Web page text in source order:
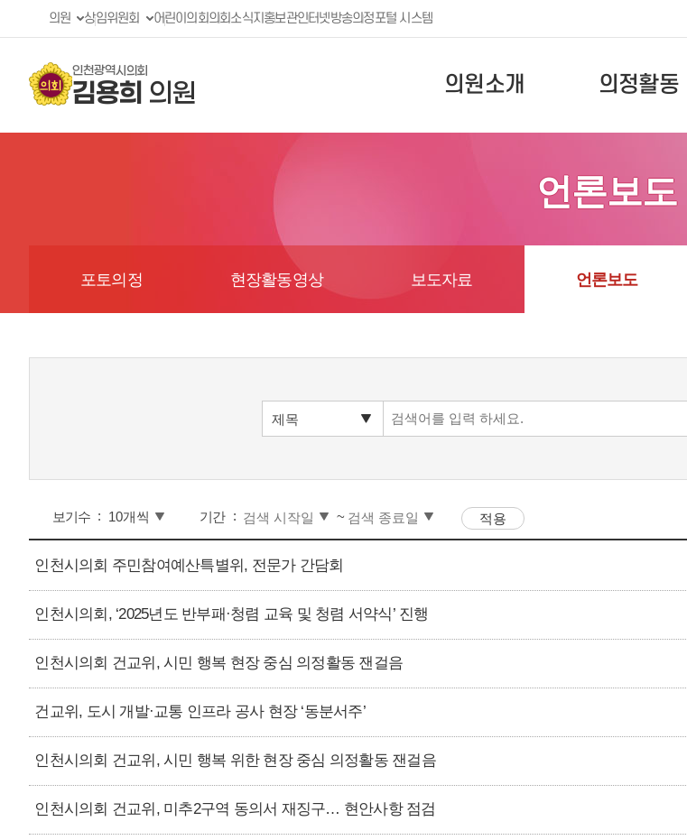
의원 상임위원회 어린이의회의회소식지 홍보관인터넷방송의정포털 시스템
인천광역시의회
김용희 의원 의원소개 의정활동
언론보도
포토의정 현장활동영상 보도자료 언론보도
보기수 기간 ~
인천시의회 주민참여예산특별위, 전문가 간담회
인천시의회, ‘2025년도 반부패·청렴 교육 및 청렴 서약식’ 진행
인천시의회 건교위, 시민 행복 현장 중심 의정활동 잰걸음
건교위, 도시 개발·교통 인프라 공사 현장 ‘동분서주’
인천시의회 건교위, 시민 행복 위한 현장 중심 의정활동 잰걸음
인천시의회 건교위, 미추2구역 동의서 재징구… 현안사항 점검